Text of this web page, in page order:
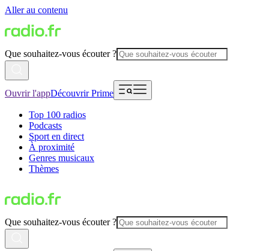
Aller au contenu
Que souhaitez-vous écouter ?
Ouvrir l'appDécouvrir Prime
Top 100 radios
Podcasts
Sport en direct
À proximité
Genres musicaux
Thèmes
Que souhaitez-vous écouter ?